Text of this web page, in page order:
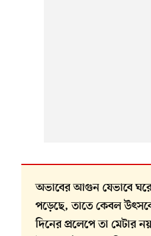
অভাবের আগুন যেভাবে
পড়েছে, তাতে কেবল
দিনের প্রলেপে তা মেটার